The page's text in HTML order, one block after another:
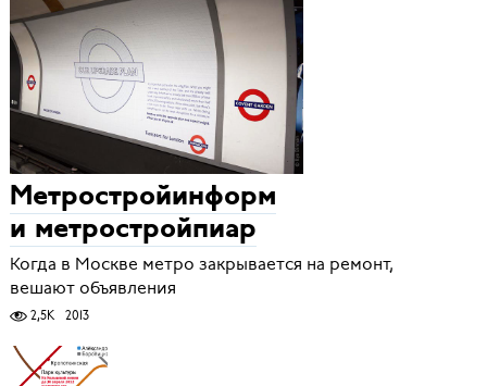
Метростройинформ
и метростройпиар
Когда в Москве метро закрывается на ремонт,
вешают объявления
2,5K 2013